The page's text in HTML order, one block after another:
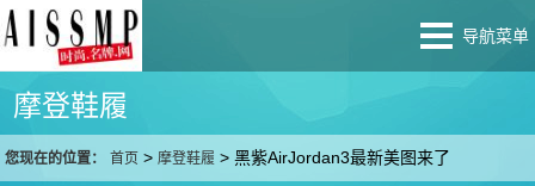
导航菜单
摩登鞋履
您现在的位置： 首页 >摩登鞋履 >黑紫AirJordan3最新美图来了